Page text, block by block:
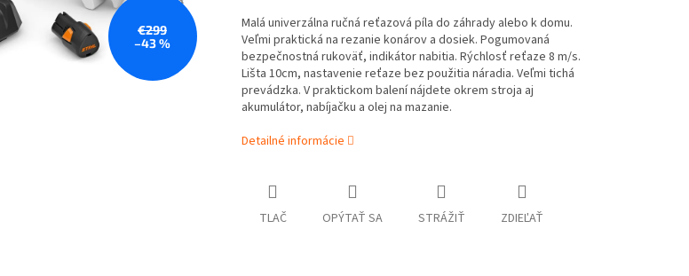
€299
–43 %
Malá univerzálna ručná reťazová píla do záhrady alebo k domu.
Veľmi praktická na rezanie konárov a dosiek. Pogumovaná
bezpečnostná rukoväť, indikátor nabitia. Rýchlosť reťaze 8 m/s.
Lišta 10cm, nastavenie reťaze bez použitia náradia. Veľmi tichá
prevádzka. V praktickom balení nájdete okrem stroja aj
akumulátor, nabíjačku a olej na mazanie.
Detailné informácie
TLAČ OPÝTAŤ SA STRÁŽIŤ ZDIEĽAŤ